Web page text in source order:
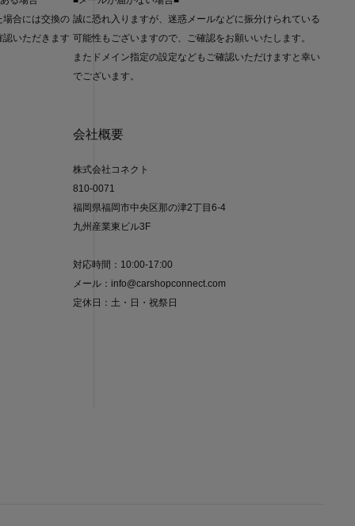
合には交換の
いただきます
誠に恐れ入りますが、迷惑メールなどに振分けられている
可能性もございますので、ご確認をお願いいたします。
またドメイン指定の設定などもご確認いただけますと幸い
でございます。
会社概要
株式会社コネクト
810-0071
福岡県福岡市中央区那の津2丁目6-4
九州産業東ビル3F
対応時間：10:00-17:00
メール：info@carshopconnect.com
定休日：土・日・祝祭日